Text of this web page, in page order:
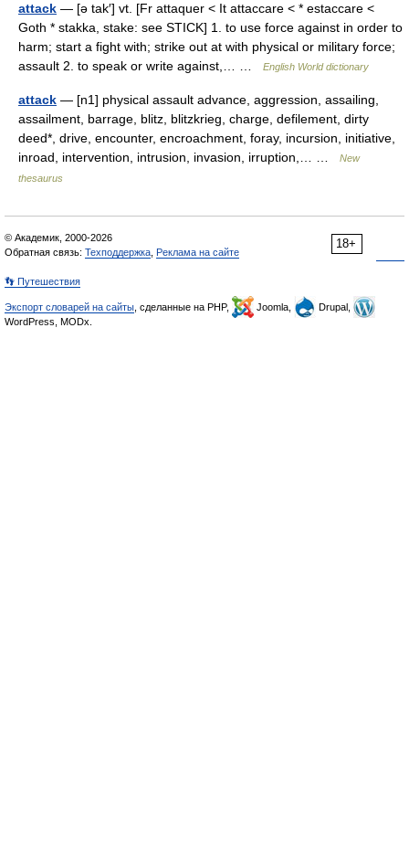
attack — [ə tak′] vt. [Fr attaquer < It attaccare < * estaccare <
Goth * stakka, stake: see STICK] 1. to use force against in order to
harm; start a fight with; strike out at with physical or military force;
assault 2. to speak or write against,… …
English World dictionary
attack — [n1] physical assault advance, aggression, assailing,
assailment, barrage, blitz, blitzkrieg, charge, defilement, dirty
deed*, drive, encounter, encroachment, foray, incursion, initiative,
inroad, intervention, intrusion, invasion, irruption,… …
New
thesaurus
18+
© Академик, 2000-2026
Обратная связь: Техподдержка Реклама на сайте
👣 Путешествия
Экспорт словарей на сайты , сделанные на PHP, Joomla,
Drupal,
WordPress, MODx.